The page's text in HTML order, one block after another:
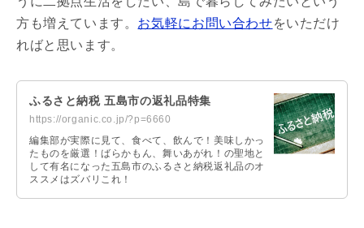
方も増えています。 お気軽にお問い合わせをいただけ
ればと思います。
ふるさと納税 五島市の返礼品特集
https://organic.co.jp/?p=6660
編集部が実際に見て、食べて、飲んで！美味しかっ
たものを厳選！ばらかもん、舞いあがれ！の聖地と
して有名になった五島市のふるさと納税返礼品のオ
ススメはズバリこれ！